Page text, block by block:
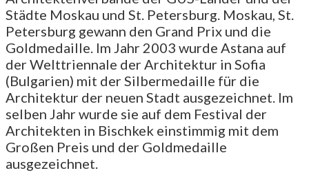
Städte Moskau und St. Petersburg. Moskau, St.
Petersburg gewann den Grand Prix und die
Goldmedaille. Im Jahr 2003 wurde Astana auf
der Welttriennale der Architektur in Sofia
(Bulgarien) mit der Silbermedaille für die
Architektur der neuen Stadt ausgezeichnet. Im
selben Jahr wurde sie auf dem Festival der
Architekten in Bischkek einstimmig mit dem
Großen Preis und der Goldmedaille
ausgezeichnet.